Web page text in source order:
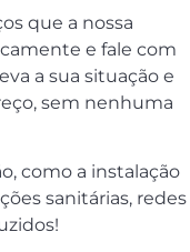
que a nossa
e fale com
a sua situação e
sem nenhuma
como a instalação
sanitárias, redes